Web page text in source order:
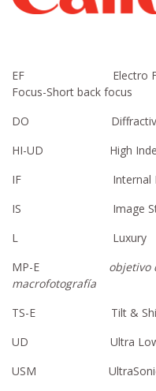
EF Electro
Focus-Short back focus
DO Diffractive
HI-UD High Index-
IF Internal
IS Image
L Luxury
MP-E objetivo
macrofotografía
TS-E Tilt &
UD Ultra Low
USM UltraSonic